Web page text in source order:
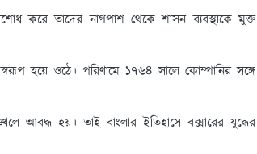
করে তাদের নাগপাশ থেকে শাসন ব্যবস্থাকে মুক্ত
হয়ে ওঠে। পরিণামে ১৭৬৪ সালে কোম্পানির সঙ্গে
আবদ্ধ হয়। তাই বাংলার ইতিহাসে বক্সারের যুদ্ধের